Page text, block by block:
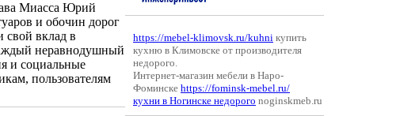
Миасса Юрий
и обочин дорог
вклад в
неравнодушный
и социальные
пользователям
https://mebel-klimovsk.ru/kuhni купить
кухню в Климовске от производителя
недорого.
Интернет-магазин мебели в Наро-
Фоминске https://fominsk-mebel.ru/
кухни в Ногинске недорого noginskmeb.ru